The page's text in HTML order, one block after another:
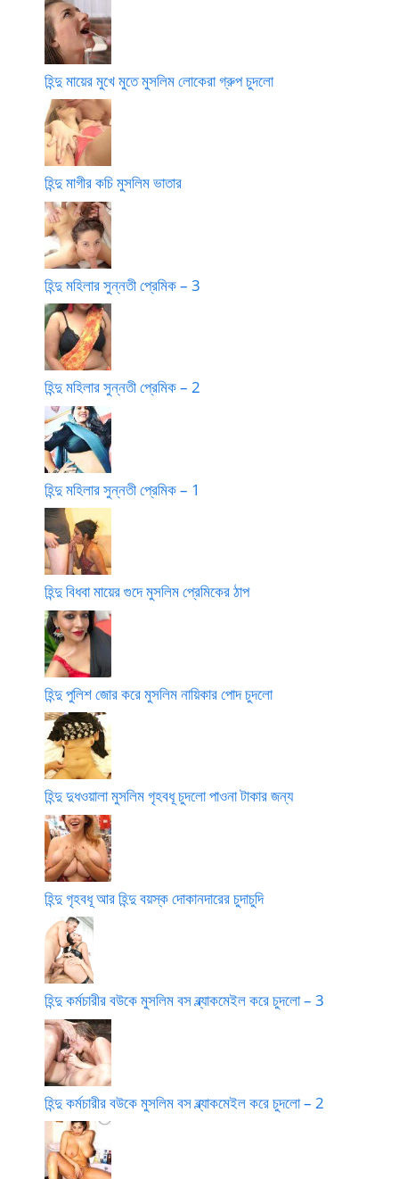
হিন্দু মায়ের মুখে মুতে মুসলিম লোকেরা গ্রুপ চুদলো
হিন্দু মাগীর কচি মুসলিম ভাতার
হিন্দু মহিলার সুন্নতী প্রেমিক – 3
হিন্দু মহিলার সুন্নতী প্রেমিক – 2
হিন্দু মহিলার সুন্নতী প্রেমিক – 1
হিন্দু বিধবা মায়ের গুদে মুসলিম প্রেমিকের ঠাপ
হিন্দু পুলিশ জোর করে মুসলিম নায়িকার পোদ চুদলো
হিন্দু দুধওয়ালা মুসলিম গৃহবধূ চুদলো পাওনা টাকার জন্য
হিন্দু গৃহবধূ আর হিন্দু বয়স্ক দোকানদারের চুদাচুদি
হিন্দু কর্মচারীর বউকে মুসলিম বস ব্ল্যাকমেইল করে চুদলো – 3
হিন্দু কর্মচারীর বউকে মুসলিম বস ব্ল্যাকমেইল করে চুদলো – 2